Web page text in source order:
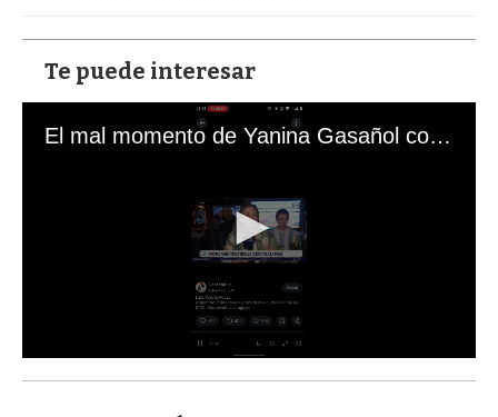
Te puede interesar
El mal momento de Yanina Gasañol con un hincha argentino en "Subrayado"
s